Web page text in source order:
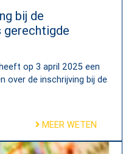
bij de
gerechtigde
op 3 april 2025 een
over de inschrijving bij de
MEER WETEN